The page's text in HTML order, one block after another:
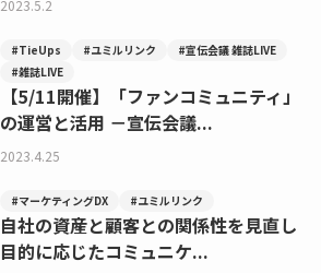
2023.5.2
#TieUps #ユミルリンク
#宣伝会議 雑誌LIVE
#雑誌LIVE
【5/11開催】「ファンコミュニティ」
の運営と活用 －宣伝会議...
2023.4.25
#マーケティングDX #ユミルリンク
自社の資産と顧客との関係性を見直し
目的に応じたコミュニケ...